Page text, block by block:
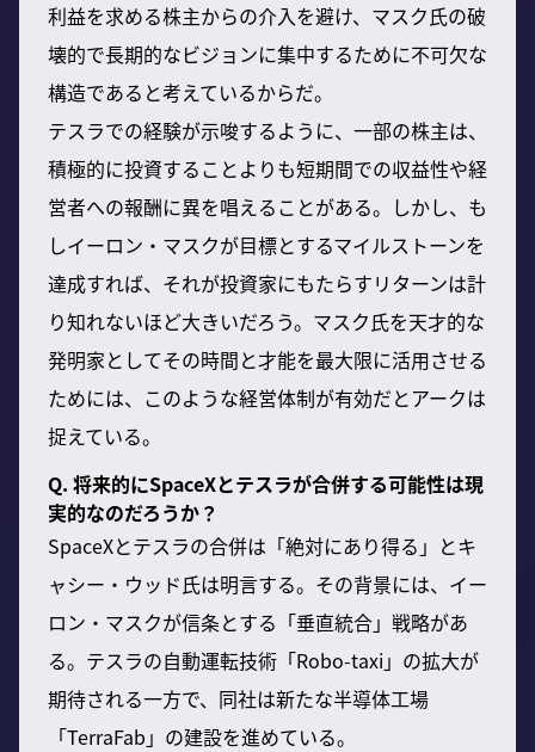
利益を求める株主からの介入を避け、マスク氏の破
壊的で長期的なビジョンに集中するために不可欠な
構造であると考えているからだ。
テスラでの経験が示唆するように、一部の株主は、
積極的に投資することよりも短期間での収益性や経
営者への報酬に異を唱えることがある。しかし、も
しイーロン・マスクが目標とするマイルストーンを
達成すれば、それが投資家にもたらすリターンは計
り知れないほど大きいだろう。マスク氏を天才的な
発明家としてその時間と才能を最大限に活用させる
ためには、このような経営体制が有効だとアークは
捉えている。
Q. 将来的にSpaceXとテスラが合併する可能性は現
実的なのだろうか？
SpaceXとテスラの合併は「絶対にあり得る」とキ
ャシー・ウッド氏は明言する。その背景には、イー
ロン・マスクが信条とする「垂直統合」戦略があ
る。テスラの自動運転技術「Robo-taxi」の拡大が
期待される一方で、同社は新たな半導体工場
「TerraFab」の建設を進めている。